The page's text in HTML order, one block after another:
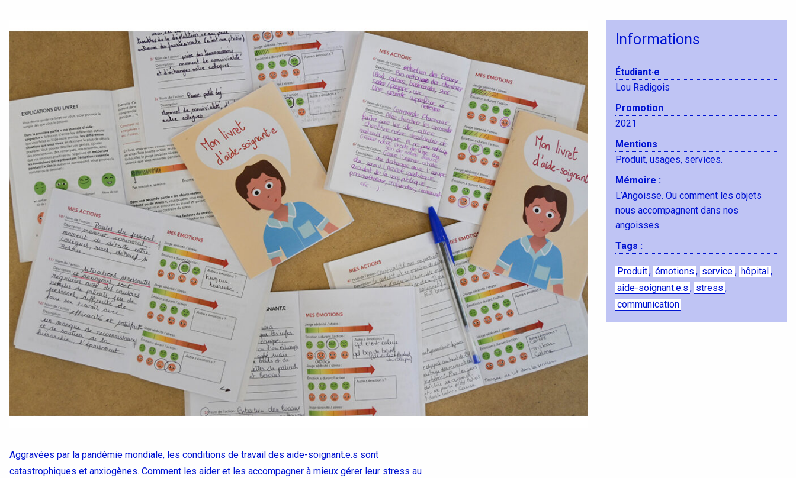
Accéder au site officiel de l'école
Aggravées par la pandémie mondiale, les conditions de travail des aide-soignant.e.s sont
catastrophiques et anxiogènes. Comment les aider et les accompagner à mieux gérer leur stress au
Informations
Étudiant·e
Lou Radigois
Promotion
2021
Mentions
Produit, usages, services.
Mémoire :
L’Angoisse. Ou comment les objets
nous accompagnent dans nos
angoisses
Tags :
Produit, émotions , service , hôpital,
aide-soignant.e.s , stress ,
communication